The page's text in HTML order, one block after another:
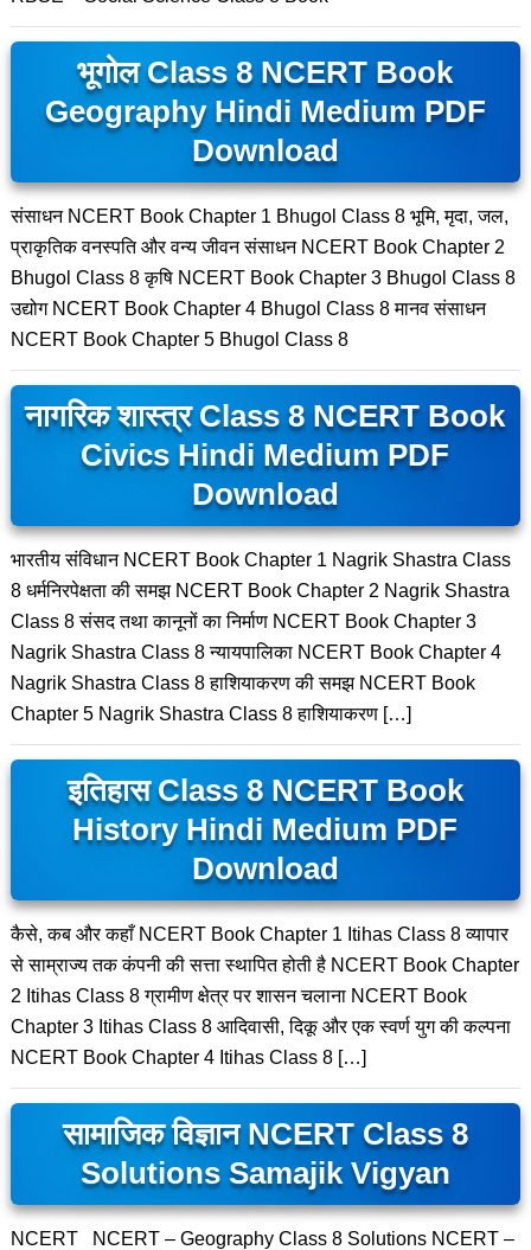
भूगोल Class 8 NCERT Book
Geography Hindi Medium PDF
Download
संसाधन NCERT Book Chapter 1 Bhugol Class 8 भूमि, मृदा, जल,
प्राकृतिक वनस्पति और वन्य जीवन संसाधन NCERT Book Chapter 2
Bhugol Class 8 कृषि NCERT Book Chapter 3 Bhugol Class 8
उद्योग NCERT Book Chapter 4 Bhugol Class 8 मानव संसाधन
NCERT Book Chapter 5 Bhugol Class 8
नागरिक शास्त्र Class 8 NCERT Book
Civics Hindi Medium PDF
Download
भारतीय संविधान NCERT Book Chapter 1 Nagrik Shastra Class
8 धर्मनिरपेक्षता की समझ NCERT Book Chapter 2 Nagrik Shastra
Class 8 संसद तथा कानूनों का निर्माण NCERT Book Chapter 3
Nagrik Shastra Class 8 न्यायपालिका NCERT Book Chapter 4
Nagrik Shastra Class 8 हाशियाकरण की समझ NCERT Book
Chapter 5 Nagrik Shastra Class 8 हाशियाकरण […]
इतिहास Class 8 NCERT Book
History Hindi Medium PDF
Download
कैसे, कब और कहाँ NCERT Book Chapter 1 Itihas Class 8 व्यापार
से साम्राज्य तक कंपनी की सत्ता स्थापित होती है NCERT Book Chapter
2 Itihas Class 8 ग्रामीण क्षेत्र पर शासन चलाना NCERT Book
Chapter 3 Itihas Class 8 आदिवासी, दिकू और एक स्वर्ण युग की कल्पना
NCERT Book Chapter 4 Itihas Class 8 […]
सामाजिक विज्ञान NCERT Class 8
Solutions Samajik Vigyan
NCERT NCERT – Geography Class 8 Solutions NCERT –